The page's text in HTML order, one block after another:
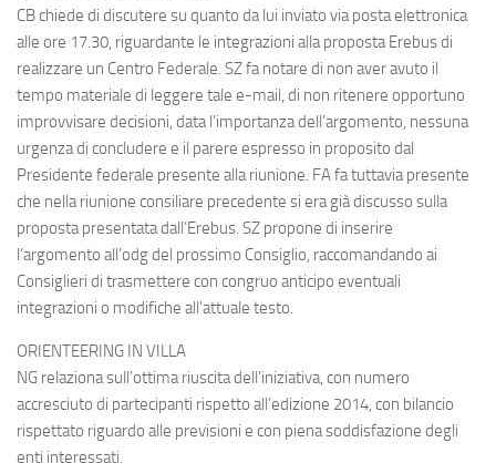
CB chiede di discutere su quanto da lui inviato via posta elettronica
alle ore 17.30, riguardante le integrazioni alla proposta Erebus di
realizzare un Centro Federale. SZ fa notare di non aver avuto il
tempo materiale di leggere tale e-mail, di non ritenere opportuno
improvvisare decisioni, data l’importanza dell’argomento, nessuna
urgenza di concludere e il parere espresso in proposito dal
Presidente federale presente alla riunione. FA fa tuttavia presente
che nella riunione consiliare precedente si era già discusso sulla
proposta presentata dall’Erebus. SZ propone di inserire
l’argomento all’odg del prossimo Consiglio, raccomandando ai
Consiglieri di trasmettere con congruo anticipo eventuali
integrazioni o modifiche all’attuale testo.
ORIENTEERING IN VILLA
NG relaziona sull’ottima riuscita dell’iniziativa, con numero
accresciuto di partecipanti rispetto all’edizione 2014, con bilancio
rispettato riguardo alle previsioni e con piena soddisfazione degli
enti interessati.